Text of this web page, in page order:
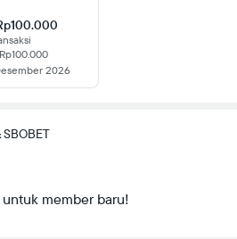
2026
SBOBET
member baru!